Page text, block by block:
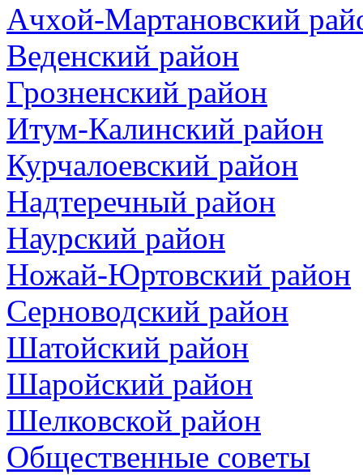
Ачхой-Мартановский
Веденский район
Грозненский район
Итум-Калинский район
Курчалоевский район
Надтеречный район
Наурский район
Ножай-Юртовский район
Серноводский район
Шатойский район
Шаройский район
Шелковской район
Общественные советы